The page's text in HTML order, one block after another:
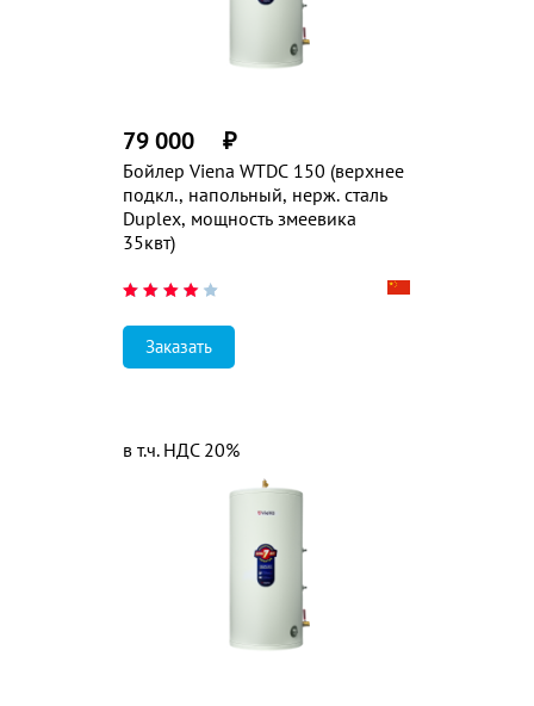
Бойлер Viena WTDC 150 (верхнее
подкл., напольный, нерж. сталь
Duplex, мощность змеевика
35квт)
79 000 ₽
Заказать
в т.ч. НДС 20%